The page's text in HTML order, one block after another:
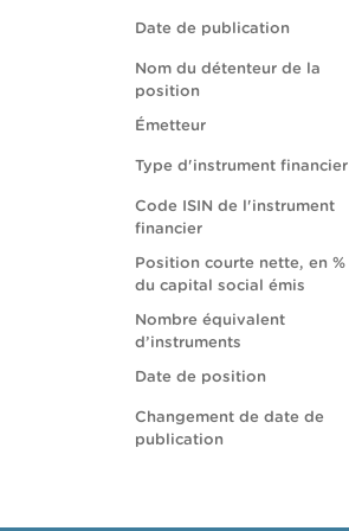
Date de publication
Nom du détenteur de la
position
Émetteur
Type d'instrument financier
Code ISIN de l'instrument
financier
Position courte nette, en %
du capital social émis
Nombre équivalent
d’instruments
Date de position
Changement de date de
publication